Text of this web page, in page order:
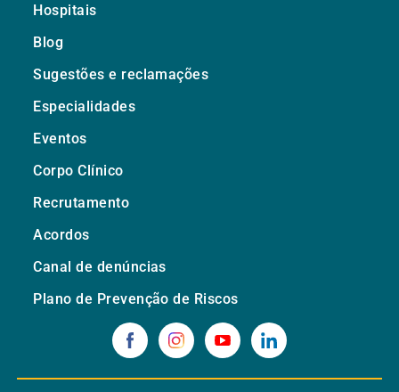
Hospitais
Blog
Sugestões e reclamações
Especialidades
Eventos
Corpo Clínico
Recrutamento
Acordos
Canal de denúncias
Plano de Prevenção de Riscos